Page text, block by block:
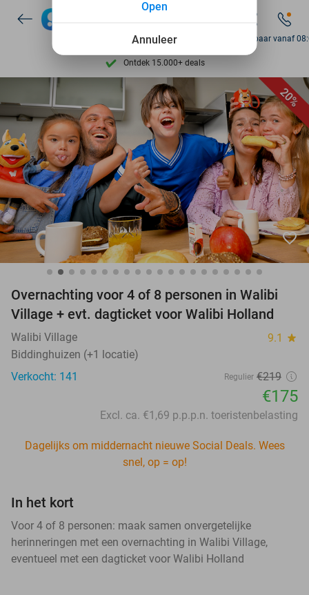
Ontdek 15.000+ deals
7 dagen per week beschikbaar
10+ miljoen leden
9,4 op basis van206.261 reviews
Ontdek 15.000+ deals
7 dagen per week beschikbaar
10+ miljoen leden
Bereikbaar vanaf
20%
favorite_border
Overnachting voor 4 of 8 personen in Walibi
Village + evt. dagticket voor Walibi Holland
Walibi Village 9.1 star
Biddinghuizen (+1 locatie)
Verkocht: 141
Regulier €219
€175
Excl. ca. €1,69 p.p.p.n. toeristenbelasting
Dagelijks om middernacht nieuwe Social Deals. Wees
snel, op = op!
In het kort
Voor 4 of 8 personen: maak samen onvergetelijke
herinneringen met een overnachting in Walibi Village,
eventueel met een dagticket voor Walibi Holland
Annuleer
Open